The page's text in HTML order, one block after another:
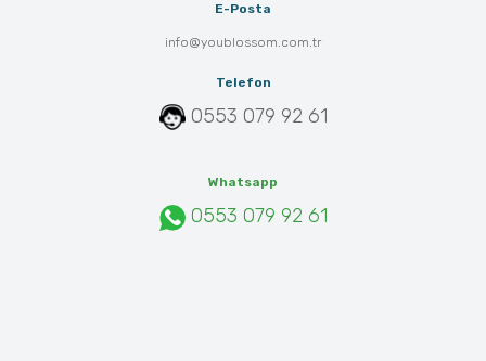
E-Posta
info@youblossom.com.tr
Telefon
0553 079 92 61
Whatsapp
0553 079 92 61